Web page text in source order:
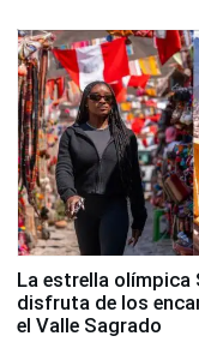
La estrella olímpica
disfruta de los
el Valle Sagrado